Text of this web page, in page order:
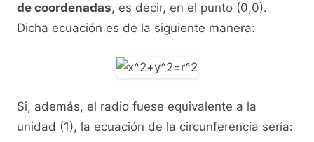
de coordenadas, es decir, en el punto (0,0).
Dicha ecuación es de la siguiente manera:
Si, además, el radio fuese equivalente a la
unidad (1), la ecuación de la circunferencia sería: